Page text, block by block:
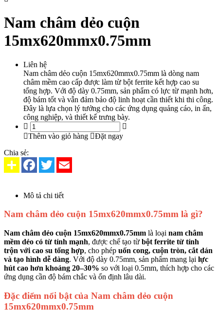
Nam châm dẻo cuộn
15mx620mmx0.75mm
Liên hệ
Nam châm dẻo cuộn 15mx620mmx0.75mm là dòng nam
châm mềm cao cấp được làm từ bột ferrite kết hợp cao su
tổng hợp. Với độ dày 0.75mm, sản phẩm có lực từ mạnh hơn,
độ bám tốt và vẫn đảm bảo độ linh hoạt cần thiết khi thi công.
Đây là lựa chọn lý tưởng cho các ứng dụng quảng cáo, in ấn,
công nghiệp, và thiết kế trưng bày.
Thêm vào giỏ hàng
Đặt ngay
Chia sẻ:
Mô tả chi tiết
Nam châm dẻo cuộn 15mx620mmx0.75mm là gì?
Nam châm dẻo cuộn 15mx620mmx0.75mm là loại nam châm
mềm dẻo có từ tính mạnh, được chế tạo từ bột ferrite từ tính
trộn với cao su tổng hợp, cho phép uốn cong, cuộn tròn, cắt dán
và tạo hình dễ dàng. Với độ dày 0.75mm, sản phẩm mang lại lực
hút cao hơn khoảng 20–30% so với loại 0.5mm, thích hợp cho các
ứng dụng cần độ bám chắc và ổn định lâu dài.
Đặc điểm nổi bật của Nam châm dẻo cuộn
15mx620mmx0.75mm